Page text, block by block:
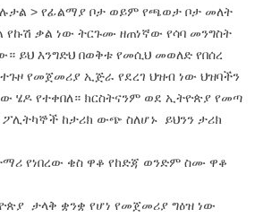
> የፊልማያ ቦታ ወይም የጫወታ ቦታ መለት
የኩሽ ቃል ነው ትርጉሙ ዘጠነኛው የሳባ መንግስት
ይህ እንግድህ በወቅቱ የመሲህ መወለድ የበሰረ
የመጀመሪያ ኢጅራ የደረገ ህዝብ ነው ህዝባችን
ሄዶ የተቀበለ። ክርስትናንም ወደ ኢትዮጵያ የመጣ
ከታሪክ ውጭ ስለሆኑ ይህንን ታሪክ
የነበረው ቄስ ዋቆ የከድጃ ወንድም ስሙ ዋቆ
ታላቅ ቋንቋ የሆነ የመጀመሪያ ግዕዝ ነው